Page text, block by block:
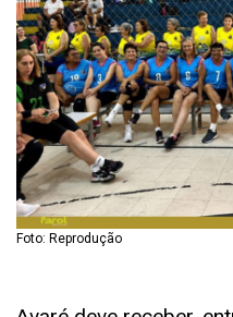
Foto: Reprodução